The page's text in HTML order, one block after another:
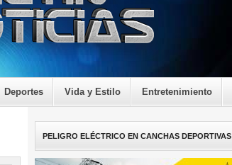
Deportes Vida y Estilo Entretenimiento
PELIGRO ELÉCTRICO EN CANCHAS DEPORTIVAS